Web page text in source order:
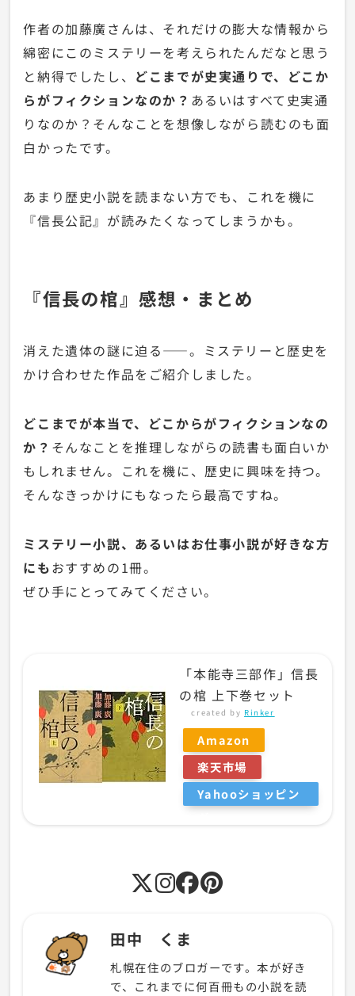
作者の加藤廣さんは、それだけの膨大な情報から
綿密にこのミステリーを考えられたんだなと思う
と納得でしたし、 どこまでが史実通りで、どこか
らがフィクションなのか？ あるいはすべて史実通
りなのか？そんなことを想像しながら読むのも面
白かったです。
あまり歴史小説を読まない方でも、これを機に
『信長公記』が読みたくなってしまうかも。
『信長の棺』感想・まとめ
消えた遺体の謎に迫る——。ミステリーと歴史を
かけ合わせた作品をご紹介しました。
どこまでが本当で、どこからがフィクションなの
か？ そんなことを推理しながらの読書も面白いか
もしれません。これを機に、歴史に興味を持つ。
そんなきっかけにもなったら最高ですね。
ミステリー小説、あるいはお仕事小説が好きな方
にもおすすめの1冊。
ぜひ手にとってみてください。
「本能寺三部作」信長
の棺 上下巻セット
created by Rinker
Amazon
楽天市場
Yahooショッピン
田中 くま
札幌在住のブロガーです。本が好き
で、これまでに何百冊もの小説を読